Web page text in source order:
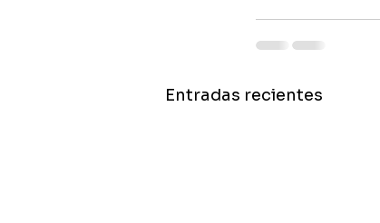
Entradas recientes